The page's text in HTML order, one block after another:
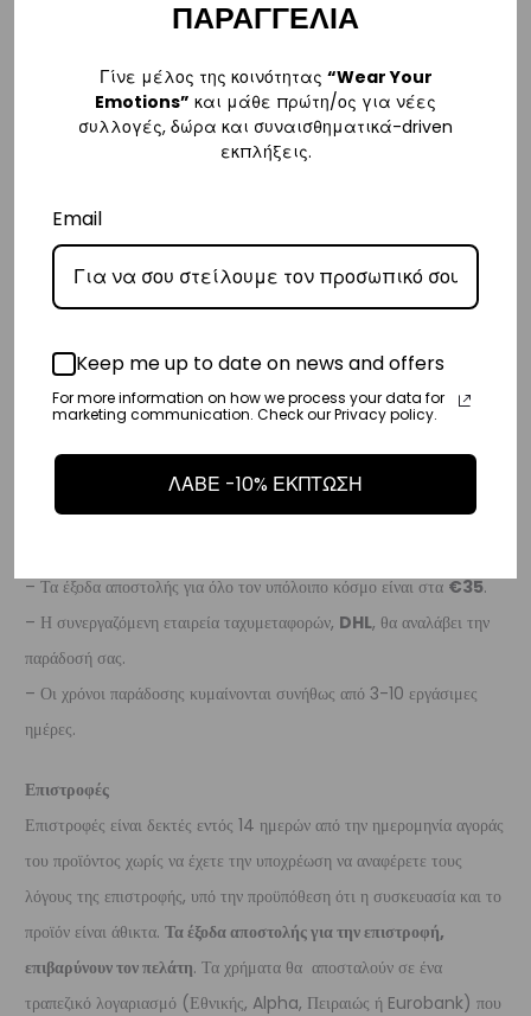
Ελλάδα με extra χρέωση 2€.
– Τα έξοδα αποστολής για Κύπρο είναι στα€16
– Η συνεργαζόμενη εταιρεία ταχυμεταφορών,
– Οι χρόνοι παράδοσης κυμαίνονται συνήθως από 2-7 εργάσιμες
ημέρες.
Ευρώπη
– Τα έξοδα αποστολής για όλο την Ευρώπη είναι στα
παράδοσή σας.
– Οι χρόνοι παράδοσης κυμαίνονται συνήθως από 3-8 εργάσιμες
– Τα έξοδα αποστολής για όλο τον υπόλοιπο κόσμο είναι στα €35.
– Η συνεργαζόμενη εταιρεία ταχυμεταφορών, DHL, θα αναλάβει την
παράδοσή σας.
– Οι χρόνοι παράδοσης κυμαίνονται συνήθως από 3-10 εργάσιμες
ημέρες.
Επιστροφές
Επιστροφές είναι δεκτές εντός 14 ημερών από την ημερομηνία αγοράς
του προϊόντος χωρίς να έχετε την υποχρέωση να αναφέρετε τους
λόγους της επιστροφής, υπό την προϋπόθεση ότι η συσκευασία και το
προϊόν είναι άθικτα. Τα έξοδα αποστολής για την επιστροφή,
επιβαρύνουν τον πελάτη. Τα χρήματα θα αποσταλούν σε ένα
τραπεζικό λογαριασμό (Εθνικής, Alpha, Πειραιώς ή Eurobank) που
ΠΑΡΑΓΓΕΛΙΑ
Γίνε μέλος της κοινότητας “Wear Your
Emotions” και μάθε πρώτη/ος για νέες
συλλογές, δώρα και συναισθηματικά-driven
εκπλήξεις.
Email
Keep me up to date on news and offers
For more information on how we process your data for
marketing communication. Check our Privacy policy.
ΛΑΒΕ -10% ΕΚΠΤΩΣΗ